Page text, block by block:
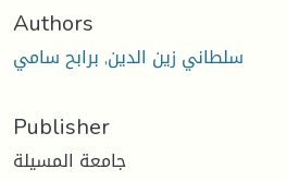
Authors
سلطاني زين الدين, برابح سامي
Publisher
جامعة المسيلة